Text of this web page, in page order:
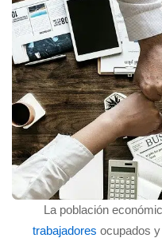
La población
trabajadores ocupados